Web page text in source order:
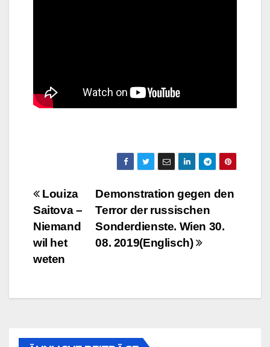
Beitragsnavigation
Demonstration gegen den
Terror der russischen
Sonderdienste. Wien 30.
08. 2019(Englisch)
Louiza
Saitova –
Niemand
wil het
weten